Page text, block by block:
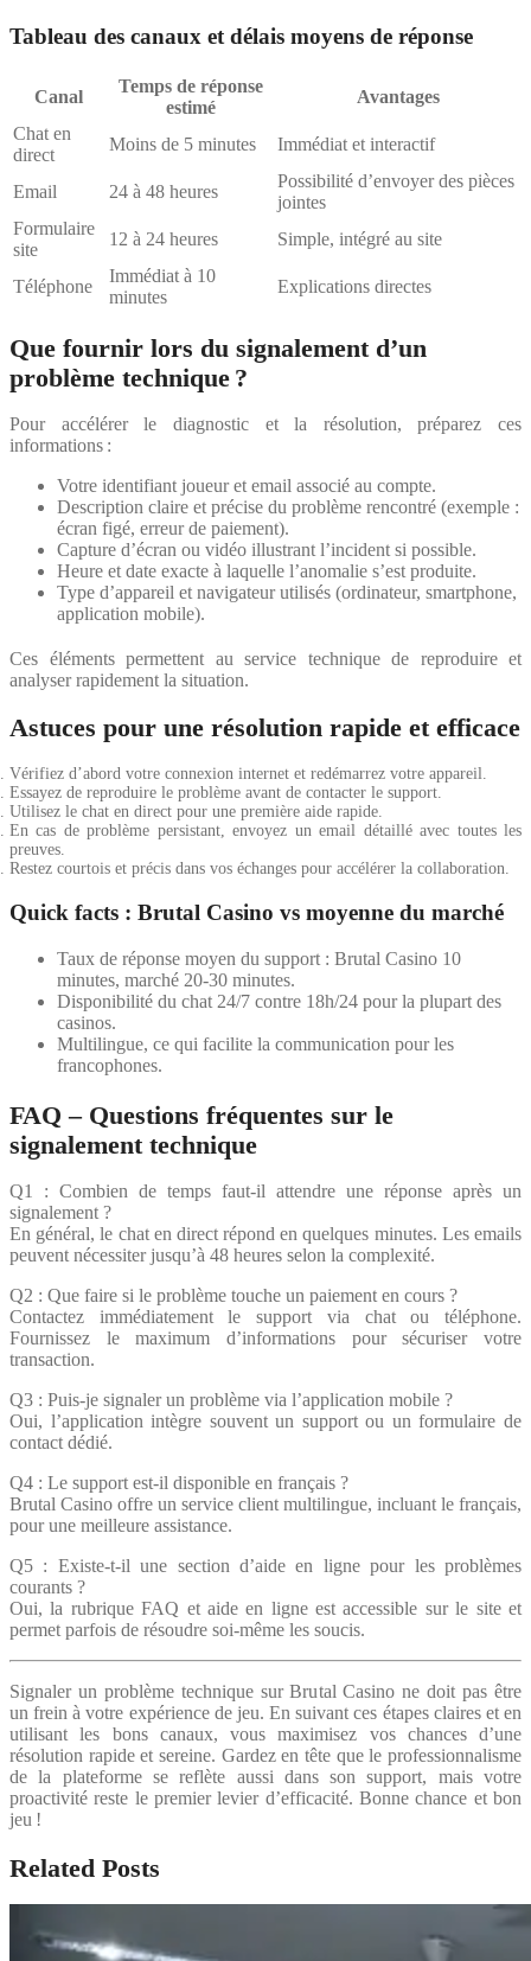
Tableau des canaux et délais moyens de réponse
Canal
Temps de réponse
estimé
Avantages
Chat en
direct
Moins de 5 minutes Immédiat et interactif
Email 24 à 48 heures
Possibilité d’envoyer des pièces
jointes
Formulaire
site
12 à 24 heures Simple, intégré au site
Téléphone
Immédiat à 10
minutes
Explications directes
Que fournir lors du signalement d’un
problème technique ?
Pour accélérer le diagnostic et la résolution, préparez ces
informations :
Votre identifiant joueur et email associé au compte.
Description claire et précise du problème rencontré (exemple :
écran figé, erreur de paiement).
Capture d’écran ou vidéo illustrant l’incident si possible.
Heure et date exacte à laquelle l’anomalie s’est produite.
Type d’appareil et navigateur utilisés (ordinateur, smartphone,
application mobile).
Ces éléments permettent au service technique de reproduire et
analyser rapidement la situation.
Astuces pour une résolution rapide et efficace
Vérifiez d’abord votre connexion internet et redémarrez votre appareil.
Essayez de reproduire le problème avant de contacter le support.
Utilisez le chat en direct pour une première aide rapide.
En cas de problème persistant, envoyez un email détaillé avec toutes les
preuves.
Restez courtois et précis dans vos échanges pour accélérer la collaboration.
Quick facts : Brutal Casino vs moyenne du marché
Taux de réponse moyen du support : Brutal Casino 10
minutes, marché 20-30 minutes.
Disponibilité du chat 24/7 contre 18h/24 pour la plupart des
casinos.
Multilingue, ce qui facilite la communication pour les
francophones.
FAQ – Questions fréquentes sur le
signalement technique
Q1 : Combien de temps faut-il attendre une réponse après un
signalement ?
En général, le chat en direct répond en quelques minutes. Les emails
peuvent nécessiter jusqu’à 48 heures selon la complexité.
Q2 : Que faire si le problème touche un paiement en cours ?
Contactez immédiatement le support via chat ou téléphone.
Fournissez le maximum d’informations pour sécuriser votre
transaction.
Q3 : Puis-je signaler un problème via l’application mobile ?
Oui, l’application intègre souvent un support ou un formulaire de
contact dédié.
Q4 : Le support est-il disponible en français ?
Brutal Casino offre un service client multilingue, incluant le français,
pour une meilleure assistance.
Q5 : Existe-t-il une section d’aide en ligne pour les problèmes
courants ?
Oui, la rubrique FAQ et aide en ligne est accessible sur le site et
permet parfois de résoudre soi-même les soucis.
Signaler un problème technique sur Brutal Casino ne doit pas être
un frein à votre expérience de jeu. En suivant ces étapes claires et en
utilisant les bons canaux, vous maximisez vos chances d’une
résolution rapide et sereine. Gardez en tête que le professionnalisme
de la plateforme se reflète aussi dans son support, mais votre
proactivité reste le premier levier d’efficacité. Bonne chance et bon
jeu !
Related Posts